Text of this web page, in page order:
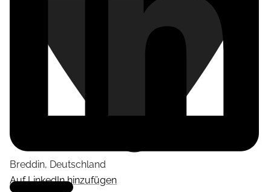
Auf LinkedIn hinzufügen
Breddin, Deutschland